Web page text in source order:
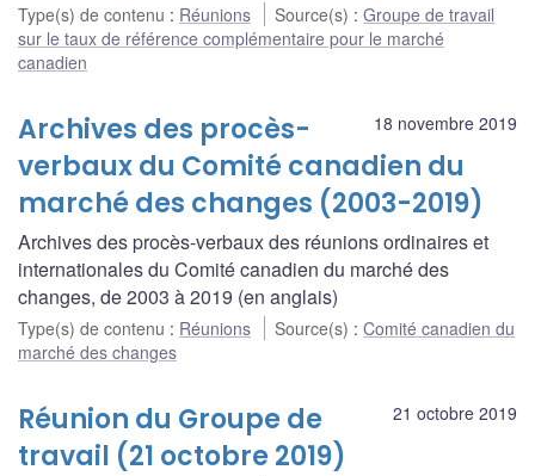
Type(s) de contenu : Réunions Source(s) :Groupe de travail
sur le taux de référence complémentaire pour le marché
canadien
18 novembre 2019
Archives des procès-
verbaux du Comité canadien du
marché des changes (2003-2019)
Archives des procès-verbaux des réunions ordinaires et
internationales du Comité canadien du marché des
changes, de 2003 à 2019 (en anglais)
Type(s) de contenu : Réunions Source(s) :Comité canadien du
marché des changes
21 octobre 2019
Réunion du Groupe de
travail (21 octobre 2019)